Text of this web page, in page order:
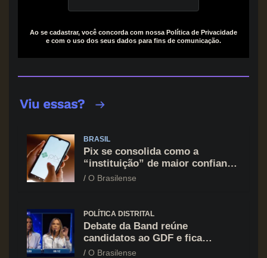
Ao se cadastrar, você concorda com nossa Política de Privacidade
e com o uso dos seus dados para fins de comunicação.
BRASIL
Pix se consolida como a
“instituição” de maior confiança
do brasileiro, supera Igreja e
O Brasilense
POLÍTICA DISTRITAL
Debate da Band reúne
candidatos ao GDF e fica
marcado por ofensiva contra
O Brasilense